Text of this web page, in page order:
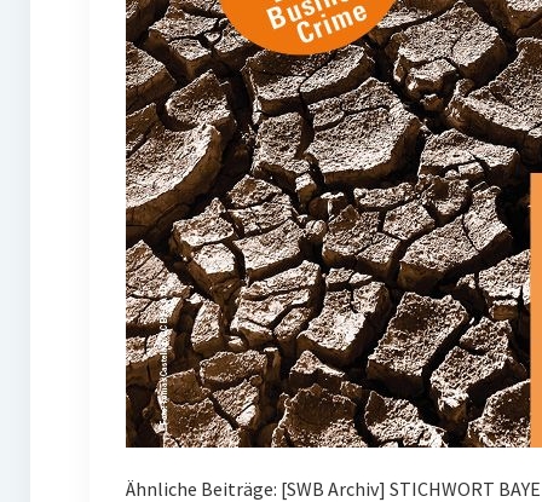
Ähnliche Beiträge: [SWB Archiv] STICHWORT